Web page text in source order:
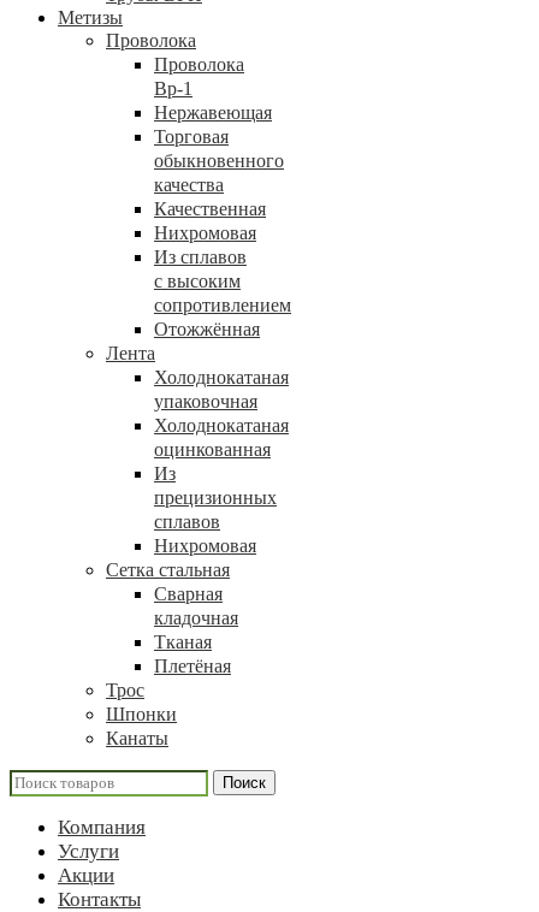
Метизы
Проволока
Проволока
Вр-1
Нержавеющая
Торговая
обыкновенного
качества
Качественная
Нихромовая
Из сплавов
с высоким
сопротивлением
Отожжённая
Лента
Холоднокатаная
упаковочная
Холоднокатаная
оцинкованная
Из
прецизионных
сплавов
Нихромовая
Сетка стальная
Сварная
кладочная
Тканая
Плетёная
Трос
Шпонки
Канаты
Поиск
Компания
Услуги
Акции
Контакты